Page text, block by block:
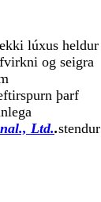
lúxus heldur
og seigra
þarf
Ltd..stendur